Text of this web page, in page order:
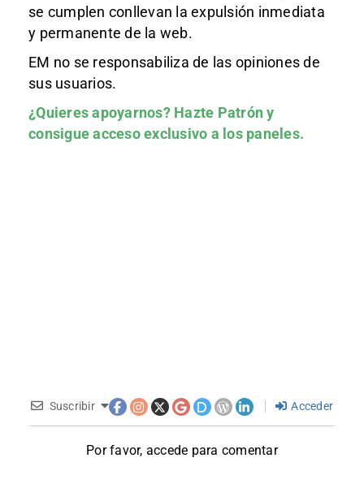
se cumplen conllevan la expulsión inmediata
y permanente de la web.
EM no se responsabiliza de las opiniones de
sus usuarios.
¿Quieres apoyarnos? Hazte Patróny
consigue acceso exclusivo a los paneles.
Suscribir Acceder
Por favor, accede para comentar